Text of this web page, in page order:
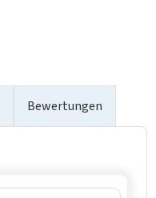
Bewertungen